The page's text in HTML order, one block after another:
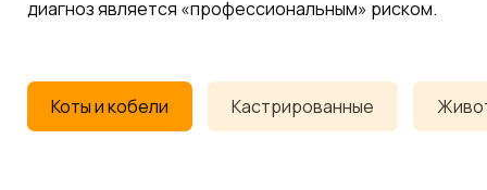
диагноз является «профессиональным» риском.
Коты и кобели Кастрированные